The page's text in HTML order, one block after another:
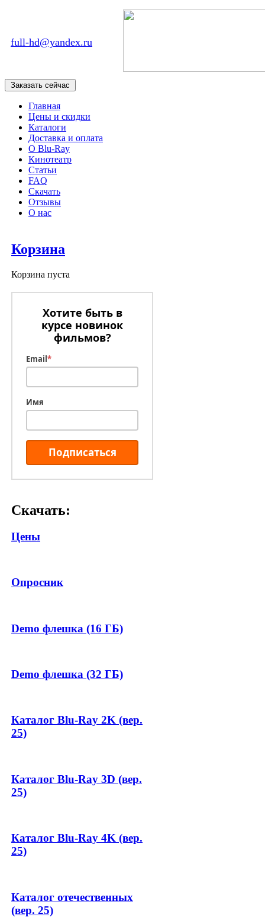
full-hd@yandex.ru
Главная
Цены и скидки
Каталоги
Доставка и оплата
О Blu-Ray
Кинотеатр
Статьи
FAQ
Скачать
Отзывы
О нас
Корзина
Корзина пуста
Хотите быть в
курсе новинок
фильмов?
Email*
Имя
Подписаться
Скачать:
Цены
Опросник
Demo флешка (16 ГБ)
Demo флешка (32 ГБ)
Каталог Blu-Ray 2K (вер.
25)
Каталог Blu-Ray 3D (вер.
25)
Каталог Blu-Ray 4K (вер.
25)
Каталог отечественных
(вер. 25)